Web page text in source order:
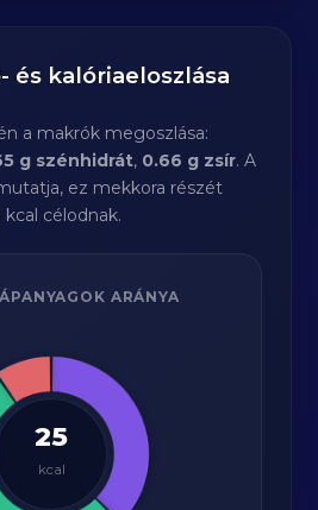
és kalóriaeloszlása
a makrók megoszlása:
g szénhidrát, 0.66 g zsír. A
ez mekkora részét
célodnak.
ARÁNYA
25
kcal